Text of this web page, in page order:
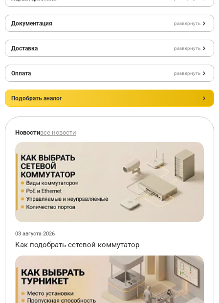
Документация развернуть
Доставка развернуть
Оплата развернуть
Подобрать аналог
Новостивсе новости
03 августа 2026
Как подобрать сетевой коммутатор